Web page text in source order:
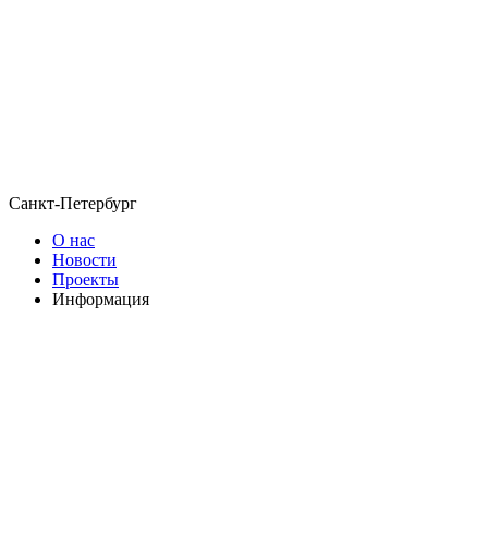
Санкт-Петербург
О нас
Новости
Проекты
Информация